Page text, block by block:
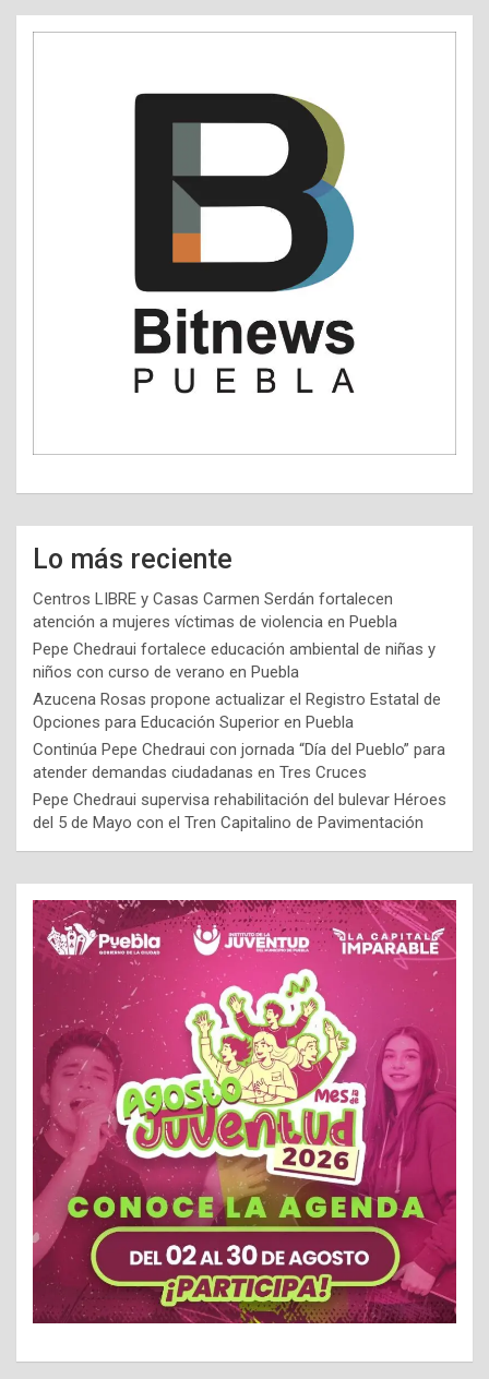
Lo más reciente
Centros LIBRE y Casas Carmen Serdán fortalecen
atención a mujeres víctimas de violencia en Puebla
Pepe Chedraui fortalece educación ambiental de niñas y
niños con curso de verano en Puebla
Azucena Rosas propone actualizar el Registro Estatal de
Opciones para Educación Superior en Puebla
Continúa Pepe Chedraui con jornada “Día del Pueblo” para
atender demandas ciudadanas en Tres Cruces
Pepe Chedraui supervisa rehabilitación del bulevar Héroes
del 5 de Mayo con el Tren Capitalino de Pavimentación